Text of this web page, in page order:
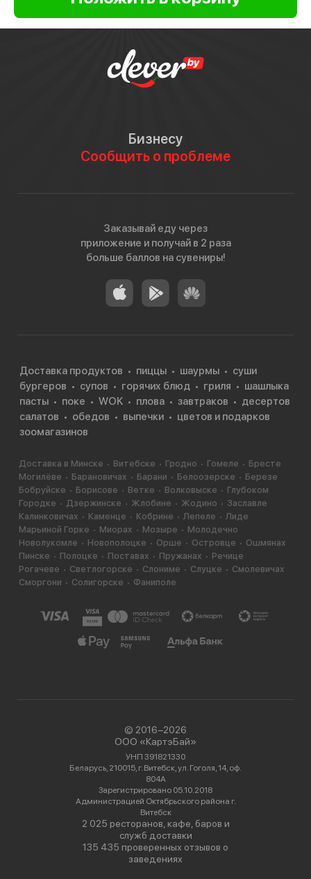
Бизнесу
Сообщить о проблеме
Заказывай еду через
приложение и получай в 2 раза
больше баллов на сувениры!
Доставка продуктов пиццы шаурмы
суши
бургеров
супов горячих блюд гриля
шашлыка
пасты
поке WOK плова завтраков
десертов
салатов
обедов выпечки
цветов и подарков
зоомагазинов
Доставка в Минске Витебске Гродно Гомеле
Бресте
Могилёве
Барановичах Барани Белоозерске
Березе
Бобруйске
Борисове Ветке Волковыске
Глубоком
Городке
Дзержинске Жлобине Жодино
Заславле
Калинковичах
Каменце Кобрине Лепеле
Лиде
Марьиной Горке
Миорах Мозыре
Молодечно
Новолукомле
Новополоцке Орше Островце
Ошмянах
Пинске
Полоцке Поставах Пружанах
Речице
Рогачеве
Светлогорске Слониме Слуцке
Смолевичах
Сморгони
Солигорске Фаниполе
© 2016−2026
ООО «КартэБай»
УНП 391821330
Беларусь, 210015, г. Витебск, ул. Гоголя, 14, оф.
804А
Зарегистрировано 05.10.2018
Администрацией Октябрьского района г.
Витебск
2 025 ресторанов, кафе, баров и
служб доставки
135 435 проверенных отзывов о
заведениях